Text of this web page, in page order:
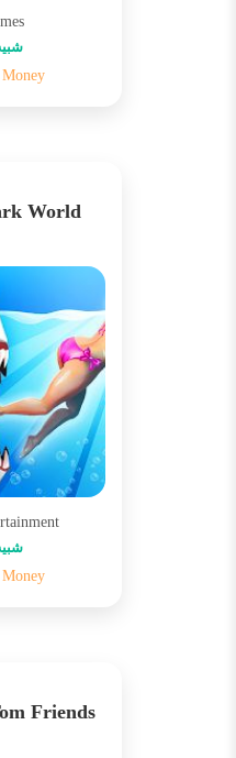
World
Friends